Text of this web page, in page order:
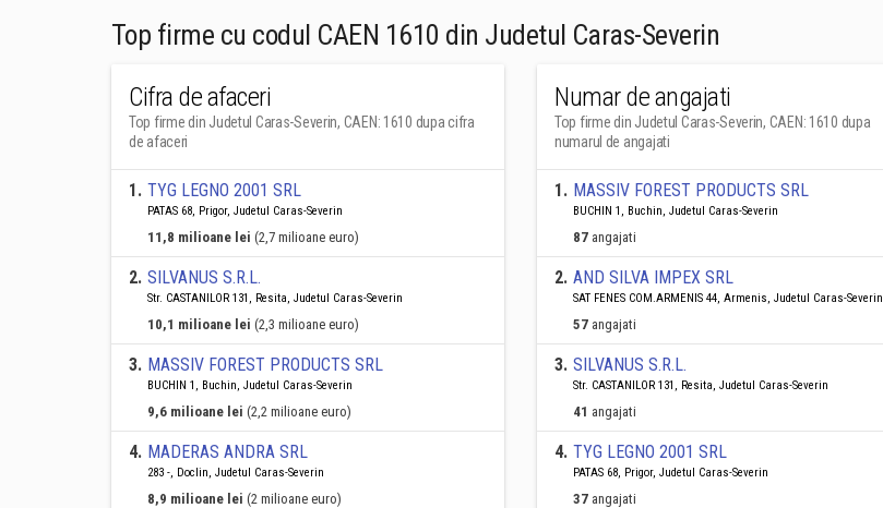
Top firme cu codul CAEN 1610 din Judetul Caras-Severin
Cifra de afaceri
Top firme din Judetul Caras-Severin, CAEN: 1610 dupa cifra
de afaceri
1. TYG LEGNO 2001 SRL
PATAS 68, Prigor, Judetul Caras-Severin
11,8 milioane lei (2,7 milioane euro)
2. SILVANUS S.R.L.
Str. CASTANILOR 131, Resita, Judetul Caras-Severin
10,1 milioane lei (2,3 milioane euro)
3. MASSIV FOREST PRODUCTS SRL
BUCHIN 1, Buchin, Judetul Caras-Severin
9,6 milioane lei (2,2 milioane euro)
4. MADERAS ANDRA SRL
283 -, Doclin, Judetul Caras-Severin
8,9 milioane lei (2 milioane euro)
Numar de angajati
Top firme din Judetul Caras-Severin, CAEN: 1610 dupa
numarul de angajati
1. MASSIV FOREST PRODUCTS SRL
BUCHIN 1, Buchin, Judetul Caras-Severin
87 angajati
2. AND SILVA IMPEX SRL
SAT FENES COM.ARMENIS 44, Armenis, Judetul Caras-Severin
57 angajati
3. SILVANUS S.R.L.
Str. CASTANILOR 131, Resita, Judetul Caras-Severin
41 angajati
4. TYG LEGNO 2001 SRL
PATAS 68, Prigor, Judetul Caras-Severin
37 angajati